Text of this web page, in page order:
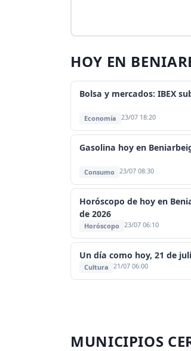
HOY EN
Bolsa y mercados: IBEX
Economía 23/07 18:20
Gasolina hoy en
Consumo 23/07 08:30
Horóscopo de hoy en
de 2026
Horóscopo 23/07 06:10
Un día como hoy, 21 de
Cultura 21/07 06:00
MUNICIPIOS